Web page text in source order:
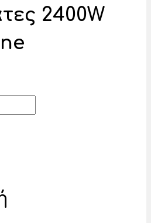
2400W
€.